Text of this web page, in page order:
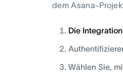
dem Asana-
Die
Wählen Sie,